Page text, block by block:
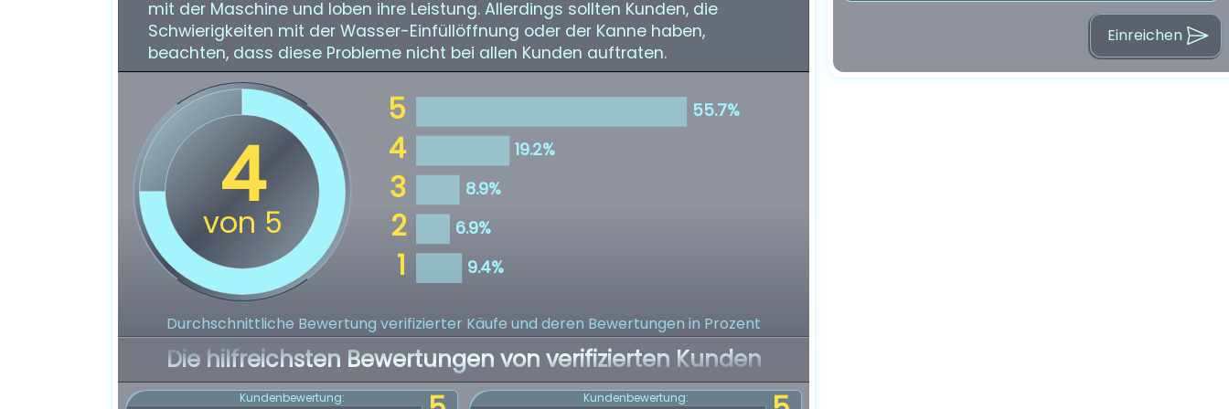
mit der Maschine und loben ihre Leistung. Allerdings sollten Kunden, die
Schwierigkeiten mit der Wasser-Einfüllöffnung oder der Kanne haben,
beachten, dass diese Probleme nicht bei allen Kunden auftraten.
Durchschnittliche Bewertung verifizierter Käufe und deren Bewertungen in Prozent
Die hilfreichsten Bewertungen von verifizierten Kunden
Kundenbewertung: Kundenbewertung:
Einreichen